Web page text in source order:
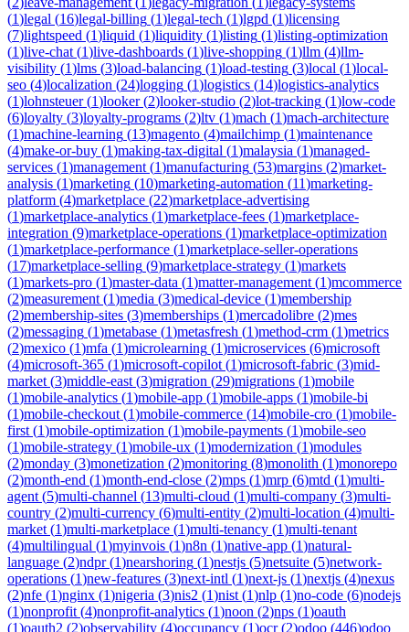
(1)legal (16)legal-billing (1)legal-tech (1)lgpd (1)licensing
(7)lightspeed (1)liquid (1)liquidity (1)listing (1)listing-optimization
(1)live-chat (1)live-dashboards (1)live-shopping (1)llm (4)llm-
visibility (1)lms (3)load-balancing (1)load-testing (3)local (1)local-
seo (4)localization (24)logging (1)logistics (14)logistics-analytics
(1)lohnsteuer(1)looker(2)looker-studio (2)lot-tracking (1)low-code
(6)loyalty (3)loyalty-programs (2)ltv (1)mach (1)mach-architecture
(1)machine-learning (13)magento (4)mailchimp (1)maintenance
(4)make-or-buy (1)making-tax-digital (1)malaysia (1)managed-
services (1)management (1)manufacturing (53)margins (2)market-
analysis (1)marketing (10)marketing-automation (11)marketing-
platform (4)marketplace (22)marketplace-advertising
(1)marketplace-analytics (1)marketplace-fees (1)marketplace-
integration (9)marketplace-operations (1)marketplace-optimization
(1)marketplace-performance (1)marketplace-seller-operations
(17)marketplace-selling (9)marketplace-strategy (1)markets
(1)markets-pro (1)master-data (1)matter-management (1)mcommerce
(2)measurement (1)media (3)medical-device (1)membership
(2)membership-sites (3)memberships (1)mercadolibre (2)mes
(2)messaging (1)metabase (1)metasfresh (1)method-crm (1)metrics
(2)mexico (1)mfa (1)microlearning (1)microservices (6)microsoft
(4)microsoft-365 (1)microsoft-copilot (1)microsoft-fabric (3)mid-
market (3)middle-east (3)migration (29)migrations (1)mobile
(1)mobile-analytics (1)mobile-app (1)mobile-apps (1)mobile-bi
(1)mobile-checkout (1)mobile-commerce (14)mobile-cro (1)mobile-
first (1)mobile-optimization (1)mobile-payments (1)mobile-seo
(1)mobile-strategy (1)mobile-ux (1)modernization (1)modules
(2)monday (3)monetization (2)monitoring (8)monolith (1)monorepo
(2)month-end (1)month-end-close (2)mps (1)mrp (6)mtd (1)multi-
agent (5)multi-channel (13)multi-cloud (1)multi-company (3)multi-
country (2)multi-currency (6)multi-entity (2)multi-location (4)multi-
market (1)multi-marketplace (1)multi-tenancy (1)multi-tenant
(4)multilingual (1)myinvois (1)n8n (1)native-app (1)natural-
language (2)ndpr(1)nearshoring (1)nestjs (5)netsuite (5)network-
operations (1)new-features (3)next-intl (1)next-js (1)nextjs (4)nexus
(2)nfe (1)nginx (1)nigeria (3)nis2 (1)nist (1)nlp (1)no-code (6)nodejs
(1)nonprofit (4)nonprofit-analytics (1)noon (2)nps (1)oauth
(1)oauth2 (2)observability (4)occupancy (1)ocr(2)odoo (446)odoo